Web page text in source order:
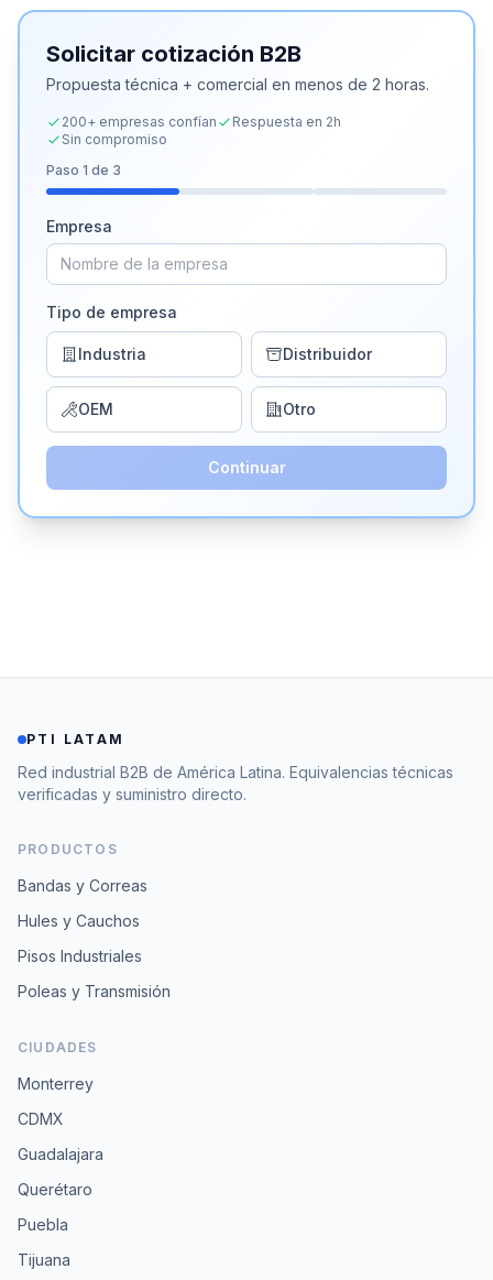
Solicitar cotización B2B
Propuesta técnica + comercial en menos de 2 horas.
200+ empresas confían
Respuesta en 2h
Sin compromiso
Paso 1 de 3
Empresa
Tipo de empresa
Industria Distribuidor
OEM Otro
Continuar
PTI LATAM
Red industrial B2B de América Latina. Equivalencias técnicas
verificadas y suministro directo.
PRODUCTOS
Bandas y Correas
Hules y Cauchos
Pisos Industriales
Poleas y Transmisión
CIUDADES
Monterrey
CDMX
Guadalajara
Querétaro
Puebla
Tijuana